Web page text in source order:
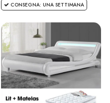
CONSEGNA: UNA SETTIMANA